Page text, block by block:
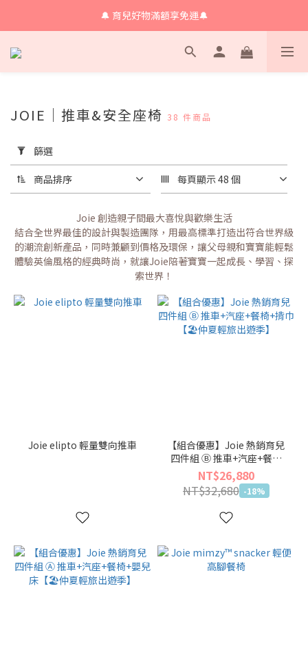
🔔 育兒好物滿額享免運🔔
🔔 育兒好物滿額享免運🔔
🔔 育兒好物滿額享免運🔔
用
篩
選
(0/20)
價格
(NT$)
~
Joie
JOIE｜推車&安全座椅 38 件商品
篩選
商品排序 每頁顯示 48 個
Joie 創造親子間最大喜悅與歡樂生活
結合全世界最佳的設計與製造團隊，用最高標準打造出符合世界級
的潮流創新產品，同時兼顧到價格及環保，讓父母親和寶寶能輕鬆
體驗英倫風格的經典時尚，就讓Joie陪著寶寶一起成長、學習、探
索世界！
Joie elipto 輕量雙向推車
【組合優惠】Joie 熱銷育兒
四件組 Ⓑ 推車+汽座+餐椅
+揹巾【🏖仲夏輕旅出遊季】
NT$26,880
NT$32,680 -18%